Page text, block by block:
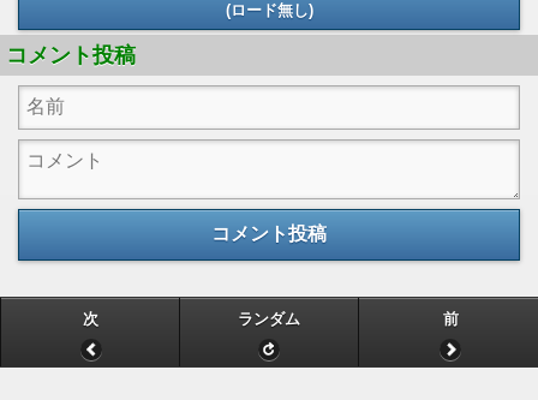
(ロード無し)
コメント投稿
コメント投稿
次 ランダム 前